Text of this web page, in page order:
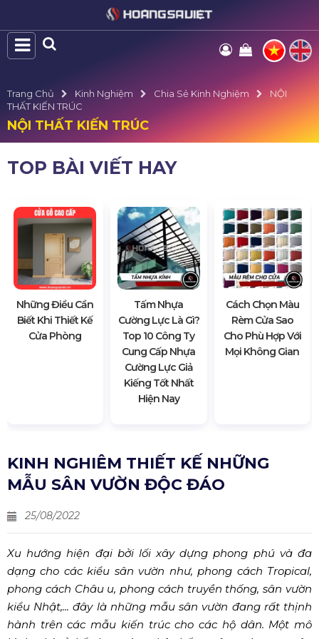
Trang Chủ Kinh Nghiệm Chia Sẻ Kinh Nghiệm
NỘI
THẤT KIẾN TRÚC
NỘI THẤT KIẾN TRÚC
TOP BÀI VIẾT HAY
Những Điều Cần
Biết Khi Thiết Kế
Cửa Phòng
Tấm Nhựa
Cường Lực Là Gì?
Top 10 Công Ty
Cung Cấp Nhựa
Cường Lực Giả
Kiếng Tốt Nhất
Hiện Nay
Cách Chọn Màu
Rèm Cửa Sao
Cho Phù Hợp Với
Mọi Không Gian
KINH NGHIÊM THIẾT KẾ NHỮNG
MẪU SÂN VƯỜN ĐỘC ĐÁO
25/08/2022
Xu hướng hiện đại bởi lối xây dựng phong phú và đa
dạng cho các kiểu sân vườn như, phong cách Tropical,
phong cách Châu u, phong cách truyền thống, sân vườn
kiểu Nhật,... đây là những mẫu sân vườn đang rất thịnh
hành trên các mẫu kiến trúc cho các hộ dân. Một mô